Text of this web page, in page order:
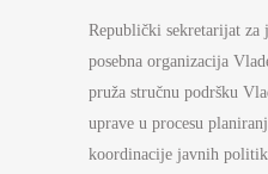
Republički sekretarijat za
posebna organizacija
pruža stručnu podršku
uprave u procesu
koordinacije javnih